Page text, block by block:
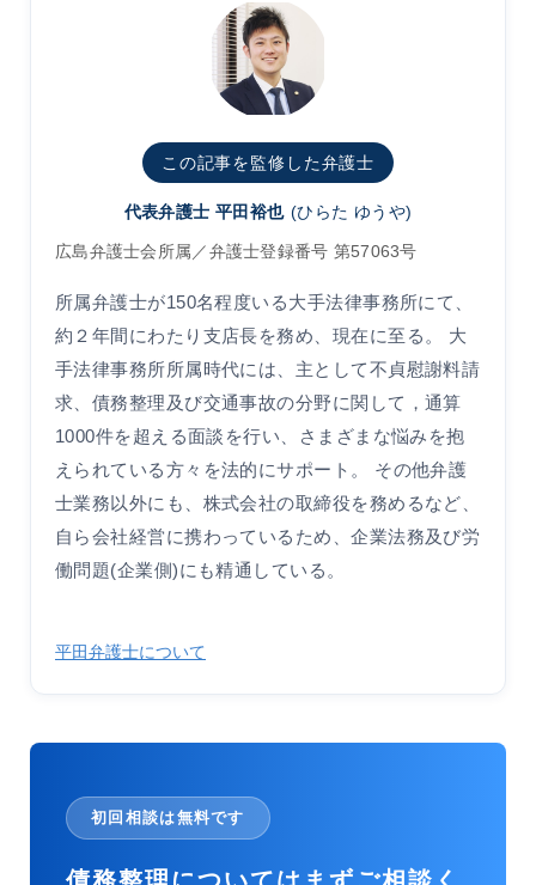
この記事を監修した弁護士
代表弁護士 平田裕也 (ひらた ゆうや)
広島弁護士会所属／弁護士登録番号 第57063号
所属弁護士が150名程度いる大手法律事務所にて、
約２年間にわたり支店長を務め、現在に至る。 大
手法律事務所所属時代には、主として不貞慰謝料請
求、債務整理及び交通事故の分野に関して，通算
1000件を超える面談を行い、さまざまな悩みを抱
えられている方々を法的にサポート。 その他弁護
士業務以外にも、株式会社の取締役を務めるなど、
自ら会社経営に携わっているため、企業法務及び労
働問題(企業側)にも精通している。
平田弁護士について
初回相談は無料です